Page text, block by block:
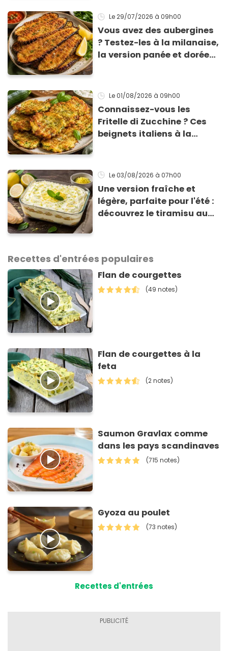
Le 29/07/2026 à 09h00
Vous avez des aubergines
? Testez-les à la milanaise,
la version panée et dorée
Le 01/08/2026 à 09h00
Connaissez-vous les
Fritelle di Zucchine ? Ces
beignets italiens à la
Le 03/08/2026 à 07h00
Une version fraîche et
légère, parfaite pour l'été :
découvrez le tiramisu au
Recettes d'entrées populaires
Flan de courgettes
(49 notes)
Flan de courgettes à la
feta
(2 notes)
Saumon Gravlax comme
dans les pays scandinaves
(715 notes)
Gyoza au poulet
(73 notes)
Recettes d'entrées